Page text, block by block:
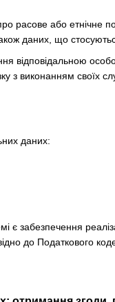
расове або етнічне
даних, що
відповідальною
з виконанням своїх
даних:
забезпечення
до Податкового